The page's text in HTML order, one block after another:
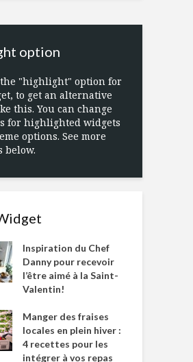
option
"highlight" option for
to get an alternative
this. You can change
for highlighted widgets
options. See more
below.
Inspiration du Chef
Danny pour recevoir
l’être aimé à la Saint-
Valentin!
Manger des fraises
locales en plein hiver :
4 recettes pour les
intégrer à vos repas